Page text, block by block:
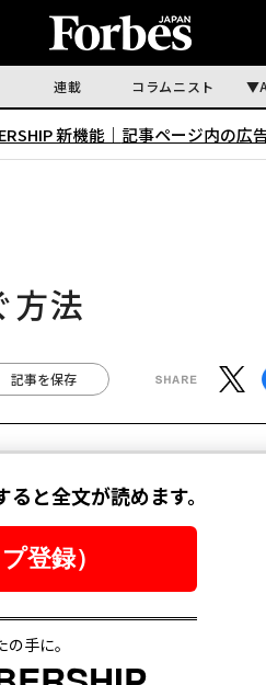
連載 コラムニスト
新機能｜ 記事ページ内の広
方法
記事を保存